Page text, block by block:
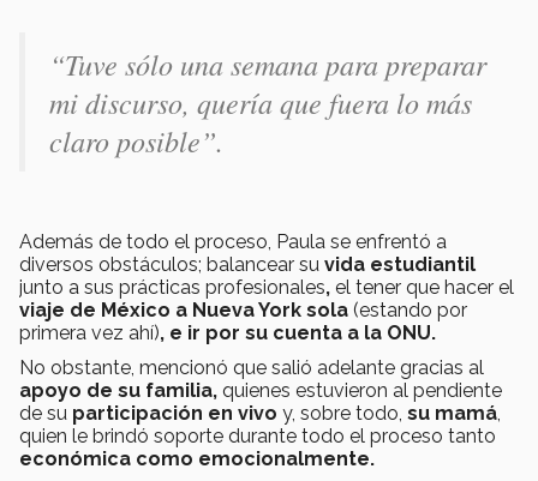
“Tuve sólo una semana para preparar
mi discurso, quería que fuera lo más
claro posible”.
Además de todo el proceso, Paula se enfrentó a
diversos obstáculos; balancear su vida estudiantil
junto a sus prácticas profesionales, el tener que hacer el
viaje de México a Nueva York sola (estando por
primera vez ahí), e ir por su cuenta a la ONU.
No obstante, mencionó que salió adelante gracias al
apoyo de su familia, quienes estuvieron al pendiente
de su participación en vivo y, sobre todo, su mamá,
quien le brindó soporte durante todo el proceso tanto
económica como emocionalmente.